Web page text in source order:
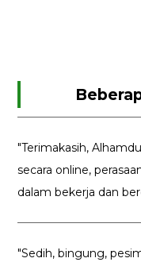
"Terimakasih,
secara online,
dalam bekerja dan
"Sedih, bingung,